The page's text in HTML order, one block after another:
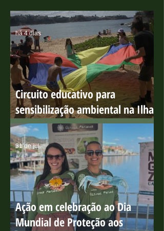
MAIS RECENTE
Circuito educativo para
sensibilização ambiental na Ilha
do Boi
há 4 dias
31 de jul.